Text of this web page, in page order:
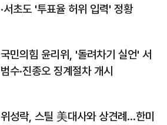
·서초도 '투표율 허위 입력' 정황
국민의힘 윤리위, '돌려차기 실언' 서
범수·진종오 징계절차 개시
위성락, 스틸 美대사와 상견례…한미